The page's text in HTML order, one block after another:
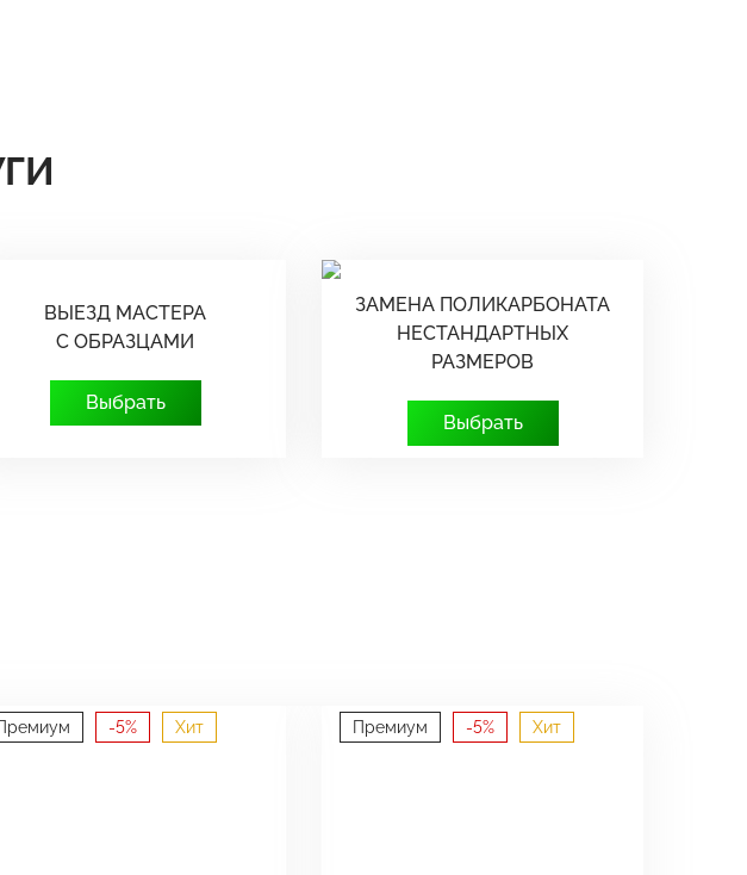
ВЫЕЗД МАСТЕРА
С ОБРАЗЦАМИ
Выбрать
ЗАМЕНА ПОЛИКАРБОНАТА
НЕСТАНДАРТНЫХ
РАЗМЕРОВ
Выбрать
-5% Хит Премиум -5% Хит